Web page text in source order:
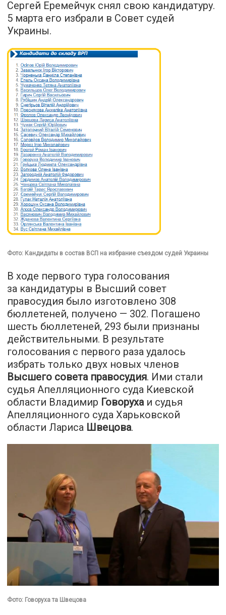
Сергей Еремейчук снял свою кандидатуру.
5 марта его избрали в Совет судей
Украины.
Фото: Кандидаты в состав ВСП на избрание съездом судей Украины
В ходе первого тура голосования
за кандидатуры в Высший совет
правосудия было изготовлено 308
бюллетеней, получено — 302. Погашено
шесть бюллетеней, 293 были признаны
действительными. В результате
голосования с первого раза удалось
избрать только двух новых членов
Высшего совета правосудия. Ими стали
судья Апелляционного суда Киевской
области Владимир Говорухаи судья
Апелляционного суда Харьковской
области Лариса Швецова.
Фото: Говоруха та Швецова